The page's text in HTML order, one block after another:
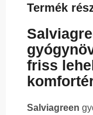
Termék
friss
Salviagreen